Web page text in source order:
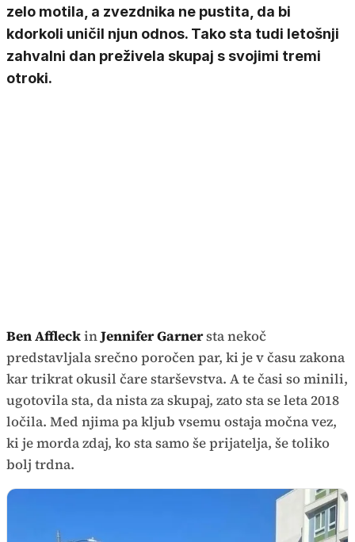
zelo motila, a zvezdnika ne pustita, da bi
kdorkoli uničil njun odnos. Tako sta tudi letošnji
zahvalni dan preživela skupaj s svojimi tremi
otroki.
Ben AffleckinJennifer Garnersta nekoč
predstavljala srečno poročen par, ki je v času zakona
kar trikrat okusil čare starševstva. A te časi so minili,
ugotovila sta, da nista za skupaj, zato sta se leta 2018
ločila. Med njima pa kljub vsemu ostaja močna vez,
ki je morda zdaj, ko sta samo še prijatelja, še toliko
bolj trdna.